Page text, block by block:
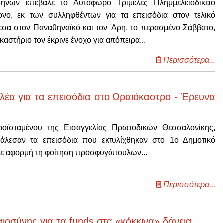
επέβαλε το Αυτόφωρο Τριμελές Πλημμελειοδικείο
εκ των συλληφθέντων για τα επεισόδια στον τελικό
στον Παναθηναϊκό και τον 'Αρη, το περασμένο Σάββατο,
τον έκρινε ένοχο για απόπειρα...
Περισσότερα...
για τα επεισόδια στο Ωραιόκαστρο - Έρευνα
της Εισαγγελίας Πρωτοδικών Θεσσαλονίκης,
τα επεισόδια που εκτυλίχθηκαν στο 1ο Δημοτικό
αφορμή τη φοίτηση προσφυγόπουλων...
Περισσότερα...